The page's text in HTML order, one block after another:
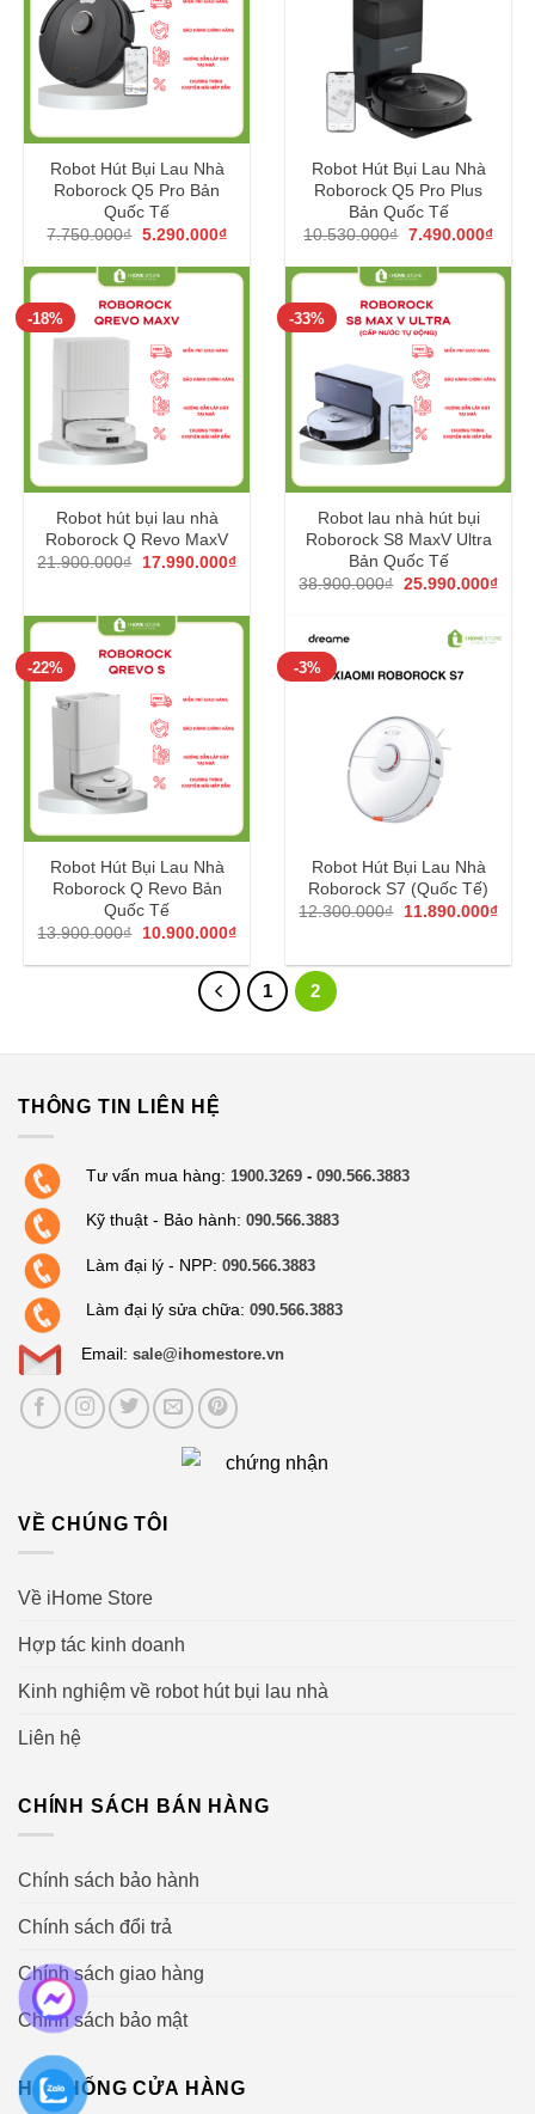
Robot Hút Bụi Lau Nhà
Roborock Q5 Pro Bản
Quốc Tế
7.750.000₫ Giá
là:
7.750.000₫.
5.290.000₫Giá
tại
là:
5.290.000₫.
Robot Hút Bụi Lau Nhà
Roborock Q5 Pro Plus
Bản Quốc Tế
10.530.000₫ Giá
là:
10.530.000₫.
7.490.000₫Giá
tại
là:
-18%
Robot hút bụi lau nhà
Roborock Q Revo MaxV
21.900.000₫ Giá
17.990.000₫Giá
17.990.000₫.
-33%
Robot lau nhà hút bụi
Roborock S8 MaxV Ultra
Bản Quốc Tế
38.900.000₫ Giá
38.900.000₫.
25.990.000₫Giá
là:
-22%
Robot Hút Bụi Lau Nhà
Roborock Q Revo Bản
Quốc Tế
13.900.000₫ Giá
là:
13.900.000₫.
10.900.000₫Giá
tại
là:
10.900.000₫.
-3%
Robot Hút Bụi Lau Nhà
Roborock S7 (Quốc Tế)
12.300.000₫ Giá
11.890.000₫Giá
1 2
THÔNG TIN LIÊN HỆ
Tư vấn mua hàng: 1900.3269 -090.566.3883
Kỹ thuật - Bảo hành: 090.566.3883
Làm đại lý - NPP: 090.566.3883
Làm đại lý sửa chữa: 090.566.3883
Email: sale@ihomestore.vn
VỀ CHÚNG TÔI
Về iHome Store
Hợp tác kinh doanh
Kinh nghiệm về robot hút bụi lau nhà
Liên hệ
CHÍNH SÁCH BÁN HÀNG
Chính sách bảo hành
Chính sách đổi trả
Chính sách giao hàng
Chính sách bảo mật
HỆ THỐNG CỬA HÀNG